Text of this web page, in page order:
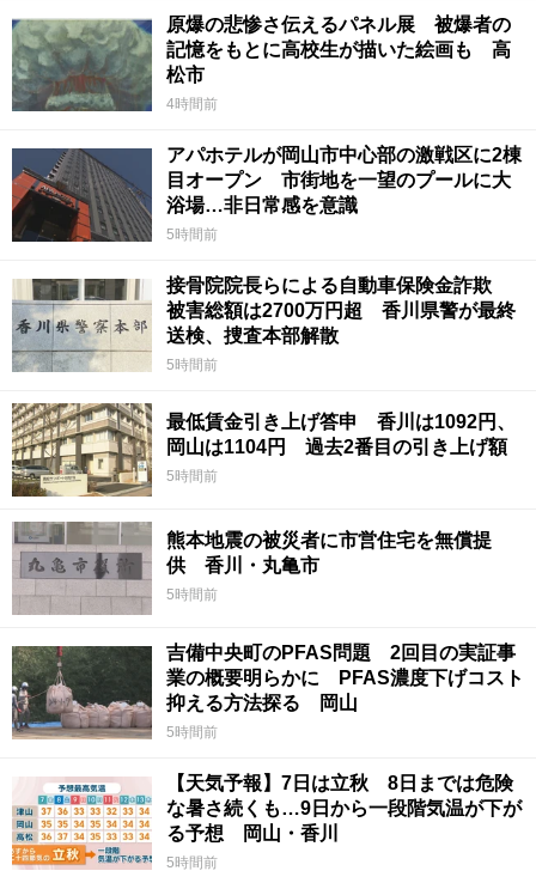
原爆の悲惨さ伝えるパネル展 被爆者の
記憶をもとに高校生が描いた絵画も 高
松市
4時間前
アパホテルが岡山市中心部の激戦区に2棟
目オープン 市街地を一望のプールに大
浴場…非日常感を意識
5時間前
接骨院院長らによる自動車保険金詐欺
被害総額は2700万円超 香川県警が最終
送検、捜査本部解散
5時間前
最低賃金引き上げ答申 香川は1092円、
岡山は1104円 過去2番目の引き上げ額
5時間前
熊本地震の被災者に市営住宅を無償提
供 香川・丸亀市
5時間前
吉備中央町のPFAS問題 2回目の実証事
業の概要明らかに PFAS濃度下げコスト
抑える方法探る 岡山
5時間前
【天気予報】7日は立秋 8日までは危険
な暑さ続くも…9日から一段階気温が下が
る予想 岡山・香川
5時間前